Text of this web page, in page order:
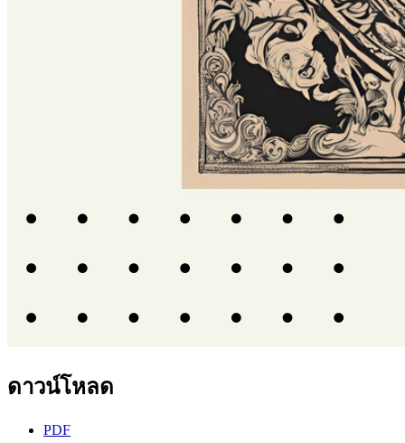
ดาวน์โหลด
PDF